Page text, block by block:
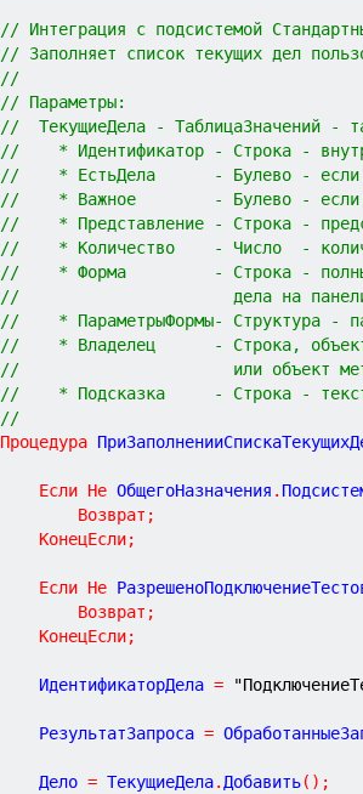
// Интеграция с подсистемой
// Заполняет список текущих дел
//
// Параметры:
//  ТекущиеДела - ТаблицаЗначений -
//    * Идентификатор - Строка -
//    * ЕстьДела      - Булево - если
//    * Важное        - Булево - если
//    * Представление - Строка -
//    * Количество    - Число  -
//    * Форма         - Строка - полный
//                      дела на панели
//    * ПараметрыФормы- Структура -
//    * Владелец      - Строка, объект
//                      или объект
//    * Подсказка     - Строка - текст
//
Процедура
Если Не ОбщегоНазначения .
Возврат ;
КонецЕсли;
Если Не
Возврат ;
КонецЕсли;
	ИдентификаторДела
=
	РезультатЗапроса
=
	Дело
= ТекущиеДела. Добавить( ) ;